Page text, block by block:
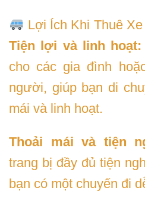
Lợi Ích Khi Thuê
Tiện lợi và linh hoạt:
cho các gia đình
người, giúp bạn di
mái và linh hoạt.
Thoải mái và tiện
trang bị đầy đủ tiện
bạn có một chuyến đi